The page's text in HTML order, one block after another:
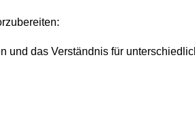
und das Verständnis für